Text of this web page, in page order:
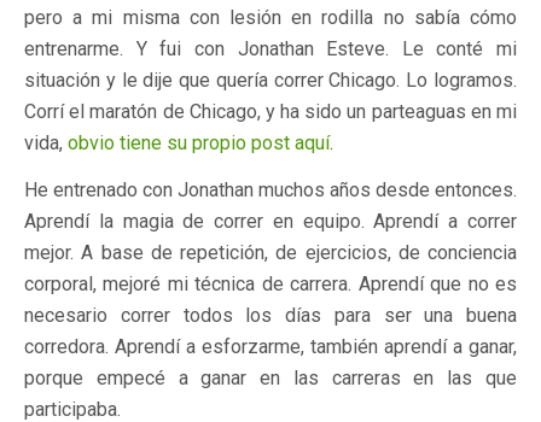
pero a mi misma con lesión en rodilla no sabía cómo
entrenarme. Y fui con Jonathan Esteve. Le conté mi
situación y le dije que quería correr Chicago. Lo logramos.
Corrí el maratón de Chicago, y ha sido un parteaguas en mi
vida, obvio tiene su propio post aquí.
He entrenado con Jonathan muchos años desde entonces.
Aprendí la magia de correr en equipo. Aprendí a correr
mejor. A base de repetición, de ejercicios, de conciencia
corporal, mejoré mi técnica de carrera. Aprendí que no es
necesario correr todos los días para ser una buena
corredora. Aprendí a esforzarme, también aprendí a ganar,
porque empecé a ganar en las carreras en las que
participaba.